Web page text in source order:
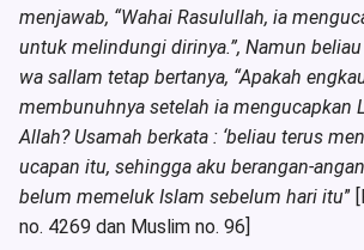
menjawab, “Wahai Rasulullah, ia
untuk melindungi dirinya.”, Namun beliau
wa sallam tetap bertanya, “Apakah
membunuhnya setelah ia mengucapkan
Allah? Usamah berkata : ‘beliau terus
ucapan itu, sehingga aku berangan-
belum memeluk Islam sebelum hari itu”
no. 4269 dan Muslim no. 96]